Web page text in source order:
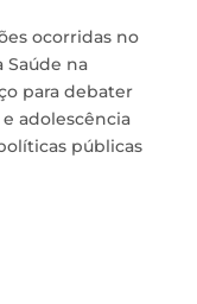
ocorridas no
Saúde na
para debater
adolescência
públicas